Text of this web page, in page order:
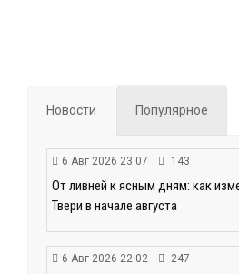
Новости Популярное
6 Авг 2026 23:07 143
От ливней к ясным дням: как
Твери в начале августа
6 Авг 2026 22:02 247